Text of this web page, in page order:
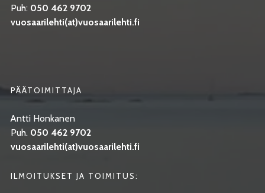
Puh: 050 462 9702
vuosaarilehti(at)vuosaarilehti.fi
PÄÄTOIMITTAJA
Antti Honkanen
Puh. 050 462 9702
vuosaarilehti(at)vuosaarilehti.fi
ILMOITUKSET JA TOIMITUS: